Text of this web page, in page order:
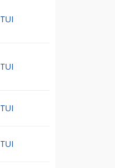
TUI
TUI
TUI
TUI